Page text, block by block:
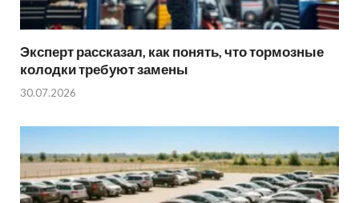
Эксперт рассказал, как понять, что тормозные
колодки требуют замены
30.07.2026